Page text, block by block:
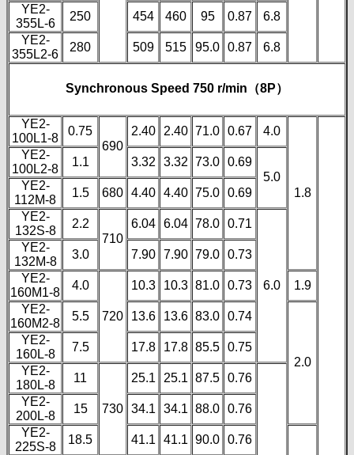
YE2-
355L-6
250 454 460 95 0.87
6.8
YE2-
355L2-6
280 509 515 95.0 0.87 6.8
Synchronous Speed 750 r/min（8P）
YE2-
100L1-8
0.75
690
2.40 2.40 71.0 0.67 4.0
1.8
YE2-
100L2-8
1.1 3.32 3.32 73.0 0.69
5.0
YE2-
112M-8
1.5 680 4.40 4.40 75.0 0.69
YE2-
132S-8
2.2
710
6.04 6.04 78.0 0.71
6.0
YE2-
132M-8
3.0 7.90 7.90 79.0 0.73
YE2-
160M1-8
4.0
720
10.3 10.3 81.0 0.73
1.9
YE2-
160M2-8
5.5 13.6 13.6 83.0 0.74
2.0
YE2-
160L-8
7.5 17.8 17.8 85.5 0.75
YE2-
180L-8
11
730
25.1 25.1 87.5 0.76
YE2-
200L-8
15 34.1 34.1 88.0 0.76
YE2-
225S-8
18.5 41.1 41.1 90.0 0.76